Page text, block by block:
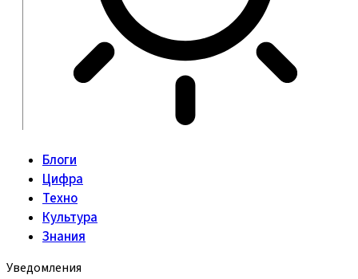
Блоги
Цифра
Техно
Культура
Знания
Уведомления